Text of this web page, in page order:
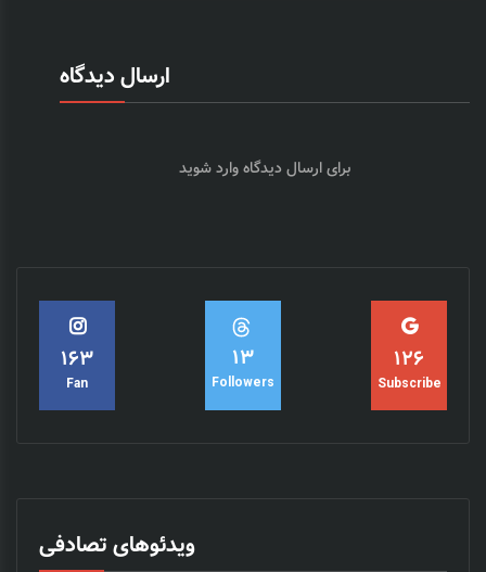
ارسال دیدگاه
برای ارسال دیدگاهوارد شوید
182
Fan
15
Followers
140
Subscribe
ویدئوهای تصادفی